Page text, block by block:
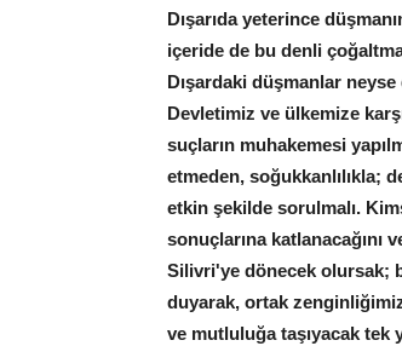
Dışarıda yeterince
içeride de bu denli
Dışardaki düşmanlar
Devletimiz ve ülkemize
suçların muhakemesi
etmeden, soğukkanlılıkla;
etkin şekilde sorulmalı.
sonuçlarına katlanacağını
Silivri'ye dönecek olursak;
duyarak, ortak
ve mutluluğa taşıyacak tek